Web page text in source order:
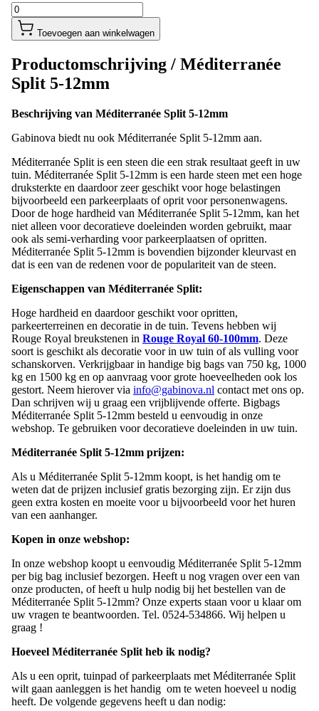
Toevoegen aan winkelwagen
Productomschrijving / Méditerranée
Split 5-12mm
Beschrijving van Méditerranée Split 5-12mm
Gabinova biedt nu ook Méditerranée Split 5-12mm aan.
Méditerranée Split is een steen die een strak resultaat geeft in uw
tuin. Méditerranée Split 5-12mm is een harde steen met een hoge
druksterkte en daardoor zeer geschikt voor hoge belastingen
bijvoorbeeld een parkeerplaats of oprit voor personenwagens.
Door de hoge hardheid van Méditerranée Split 5-12mm, kan het
niet alleen voor decoratieve doeleinden worden gebruikt, maar
ook als semi-verharding voor parkeerplaatsen of opritten.
Méditerranée Split 5-12mm is bovendien bijzonder kleurvast en
dat is een van de redenen voor de populariteit van de steen.
Eigenschappen van Méditerranée Split:
Hoge hardheid en daardoor geschikt voor opritten,
parkeerterreinen en decoratie in de tuin. Tevens hebben wij
Rouge Royal breukstenen in Rouge Royal 60-100mm. Deze
soort is geschikt als decoratie voor in uw tuin of als vulling voor
schanskorven. Verkrijgbaar in handige big bags van 750 kg, 1000
kg en 1500 kg en op aanvraag voor grote hoeveelheden ook los
gestort. Neem hierover via info@gabinova.nl contact met ons op.
Dan schrijven wij u graag een vrijblijvende offerte. Bigbags
Méditerranée Split 5-12mm besteld u eenvoudig in onze
webshop. Te gebruiken voor decoratieve doeleinden in uw tuin.
Méditerranée Split 5-12mm prijzen:
Als u Méditerranée Split 5-12mm koopt, is het handig om te
weten dat de prijzen inclusief gratis bezorging zijn. Er zijn dus
geen extra kosten en moeite voor u bijvoorbeeld voor het huren
van een aanhanger.
Kopen in onze webshop:
In onze webshop koopt u eenvoudig Méditerranée Split 5-12mm
per big bag inclusief bezorgen. Heeft u nog vragen over een van
onze producten, of heeft u hulp nodig bij het bestellen van de
Méditerranée Split 5-12mm? Onze experts staan voor u klaar om
uw vragen te beantwoorden. Tel. 0524-534866. Wij helpen u
graag !
Hoeveel Méditerranée Split heb ik nodig?
Als u een oprit, tuinpad of parkeerplaats met Méditerranée Split
wilt gaan aanleggen is het handig om te weten hoeveel u nodig
heeft. De volgende gegevens heeft u dan nodig: